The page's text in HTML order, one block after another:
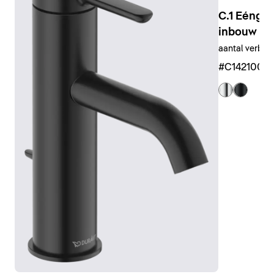
bijvoorbeeld voor hand- en Hoofddouche, zorgen voor
een intuïtieve bediening.
hand- en Hoofddoucheszijn
van rond tot rechthoekig of zelfs als staafdouche.
Hierbij hoort ook een uitgebreid assortiment
accessoires, zoals douchearmen, doucheslangen en
C.1
inbouw
aantal